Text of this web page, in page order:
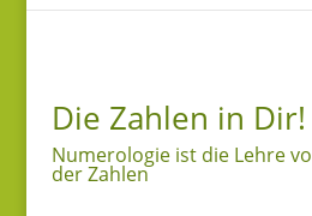
Die Zahlen in Dir!
Numerologie ist die Lehre
der Zahlen